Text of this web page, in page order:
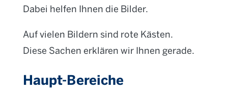
Dabei helfen Ihnen die Bilder.
Auf vielen Bildern sind rote Kästen.
Diese Sachen erklären wir Ihnen gerade.
Haupt-Bereiche